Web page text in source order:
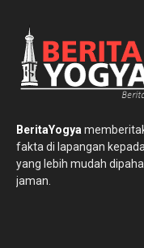
BeritaYogya
fakta di lapangan
yang lebih mudah
jaman.